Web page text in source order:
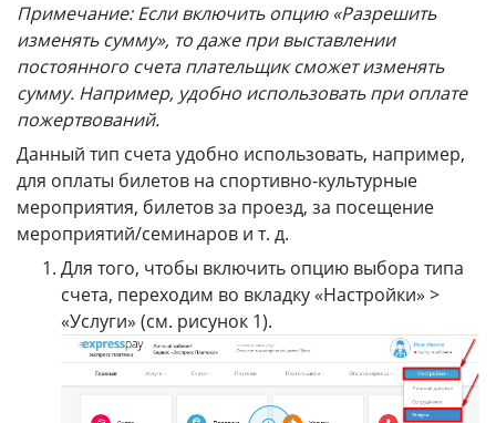
Примечание: Если включить опцию «Разрешить
изменять сумму», то даже при выставлении
постоянного счета плательщик сможет изменять
сумму. Например, удобно использовать при оплате
пожертвований.
Данный тип счета удобно использовать, например,
для оплаты билетов на спортивно-культурные
мероприятия, билетов за проезд, за посещение
мероприятий/семинаров и т. д.
Для того, чтобы включить опцию выбора типа
счета, переходим во вкладку «Настройки» >
«Услуги» (см. рисунок 1).